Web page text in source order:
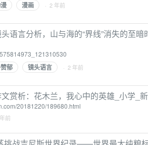
漫画 · 2 年前
头语言分析，山与海的“界线”消失的至
郁 镜头语言 · 2 年前
赏析：花木兰，我心中的英雄_小学_
20181220/189680.html
前